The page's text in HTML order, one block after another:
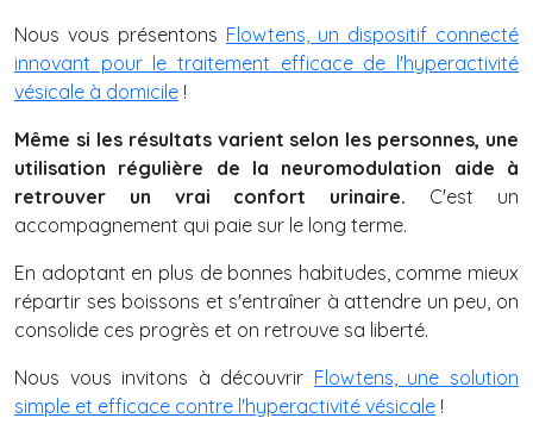
Nous vous présentons Flowtens, un dispositif connecté
innovant pour le traitement efficace de l'hyperactivité
vésicale à domicile !
Même si les résultats varient selon les personnes, une
utilisation régulière de la neuromodulation aide à
retrouver un vrai confort urinaire. C'est un
accompagnement qui paie sur le long terme.
En adoptant en plus de bonnes habitudes, comme mieux
répartir ses boissons et s'entraîner à attendre un peu, on
consolide ces progrès et on retrouve sa liberté.
Nous vous invitons à découvrir Flowtens, une solution
simple et efficace contre l'hyperactivité vésicale !